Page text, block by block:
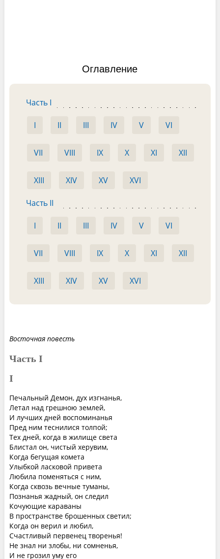
Оглавление
Часть I
I II III IV V VI
VII VIII IX X XI XII
XIII XIV XV XVI
Часть II
I II III IV V VI
VII VIII IX X XI XII
XIII XIV XV XVI
Восточная повесть
Часть I
I
Печальный Демон, дух изгнанья,
Летал над грешною землей,
И лучших дней воспоминанья
Пред ним теснилися толпой;
Тех дней, когда в жилище света
Блистал он, чистый херувим,
Когда бегущая комета
Улыбкой ласковой привета
Любила поменяться с ним,
Когда сквозь вечные туманы,
Познанья жадный, он следил
Кочующие караваны
В пространстве брошенных светил;
Когда он верил и любил,
Счастливый первенец творенья!
Не знал ни злобы, ни сомненья,
И не грозил уму его